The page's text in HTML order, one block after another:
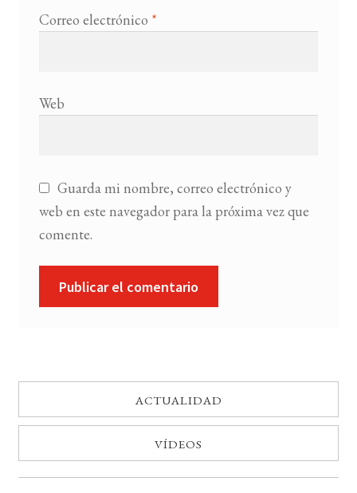
Correo electrónico *
Web
Guarda mi nombre, correo electrónico y
web en este navegador para la próxima vez que
comente.
ACTUALIDAD
VÍDEOS